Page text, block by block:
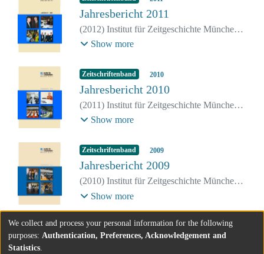
Jahresbericht 2011
(2012) Institut für Zeitgeschichte München-
BerlinShow more
Zeitschriftenband 2010
Jahresbericht 2010
(2011) Institut für Zeitgeschichte München-
BerlinShow more
Zeitschriftenband 2009
Jahresbericht 2009
(2010) Institut für Zeitgeschichte München-
BerlinShow more
We collect and process your personal information for the following
purposes: Authentication, Preferences, Acknowledgement and
Statistics